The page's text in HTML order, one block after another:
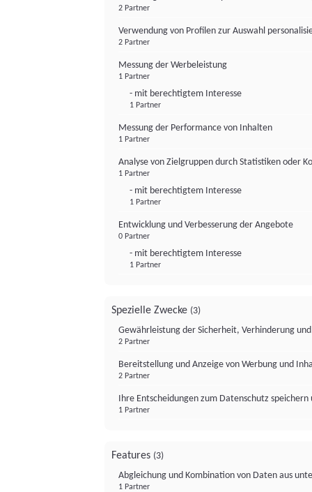
2 Partner
Verwendung von Profilen zur Auswahl
2 Partner
Messung der Werbeleistung
1 Partner
- mit berechtigtem Interesse
1 Partner
Messung der Performance von Inhalten
1 Partner
Analyse von Zielgruppen durch Statistiken oder
1 Partner
- mit berechtigtem Interesse
1 Partner
Entwicklung und Verbesserung der Angebote
0 Partner
- mit berechtigtem Interesse
1 Partner
Spezielle Zwecke (3)
Gewährleistung der Sicherheit, Verhinderung
2 Partner
Bereitstellung und Anzeige von Werbung und
2 Partner
Ihre Entscheidungen zum Datenschutz
1 Partner
Features (3)
Abgleichung und Kombination von Daten aus
1 Partner